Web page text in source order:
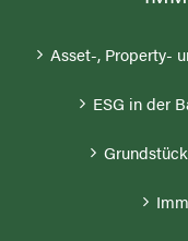
Asset-, Property-
ESG in der